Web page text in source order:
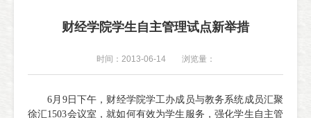
财经学院学生自主管理试点新举措
时间：2013-06-14 浏览量：
6月9日下午，财经学院学工办成员与教务系统成员汇聚
徐汇1503会议室，就如何有效为学生服务，强化学生自主管